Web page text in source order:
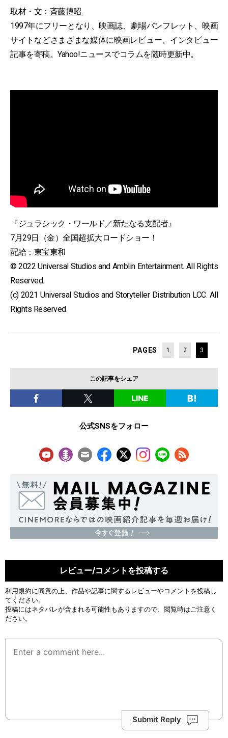
取材・文： 斉藤博昭
1997年にフリーとなり、映画誌、劇場パンフレット、映画
サイトなどさまざまな媒体に映画レビュー、インタビュー
記事を寄稿。Yahoo!ニュースでコラムを随時更新中。
『ジュラシック・ワールド／新たなる支配者』
7月29日（金）全国超拡大ロードショー！
配給：東宝東和
© 2022 Universal Studios and Amblin Entertainment. All Rights
Reserved.
(c) 2021 Universal Studios and Storyteller Distribution LCC. All
Rights Reserved.
PAGES 1 2 3
この記事をシェア
公式SNSをフォロー
レビュー/コメントを投稿する
利用規約に同意の上、作品や記事に関するレビューやコメントを投稿し
てください。
投稿にはネタバレが含まれる可能性もありますので、閲覧時はご注意く
ださい。
Submit Reply